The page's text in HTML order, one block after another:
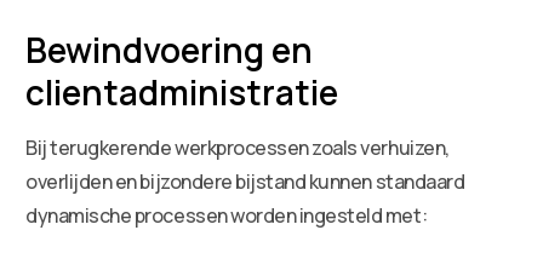
Bewindvoering en
clientadministratie
Bij terugkerende werkprocessen zoals verhuizen,
overlijden en bijzondere bijstand kunnen standaard
dynamische processen worden ingesteld met: